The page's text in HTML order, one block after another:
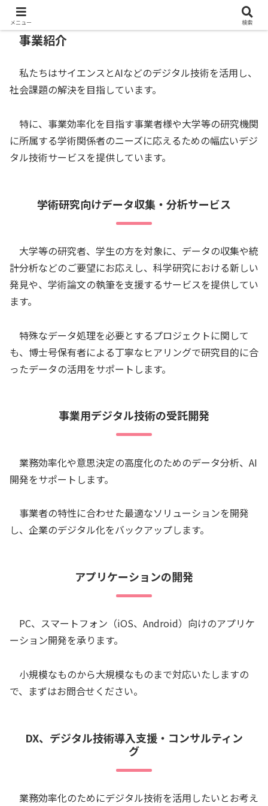
事業紹介
私たちはサイエンスとAIなどのデジタル技術を活用し、
社会課題の解決を目指しています。
特に、事業効率化を目指す事業者様や大学等の研究機関
に所属する学術関係者のニーズに応えるための幅広いデジ
タル技術サービスを提供しています。
学術研究向けデータ収集・分析サービス
大学等の研究者、学生の方を対象に、データの収集や統
計分析などのご要望にお応えし、科学研究における新しい
発見や、学術論文の執筆を支援するサービスを提供してい
ます。
特殊なデータ処理を必要とするプロジェクトに関して
も、博士号保有者による丁寧なヒアリングで研究目的に合
ったデータの活用をサポートします。
事業用デジタル技術の受託開発
業務効率化や意思決定の高度化のためのデータ分析、AI
開発をサポートします。
事業者の特性に合わせた最適なソリューションを開発
し、企業のデジタル化をバックアップします。
アプリケーションの開発
PC、スマートフォン（iOS、Android）向けのアプリケ
ーション開発を承ります。
小規模なものから大規模なものまで対応いたしますの
で、まずはお問合せください。
DX、デジタル技術導入支援・コンサルティン
グ
業務効率化のためにデジタル技術を活用したいとお考え
メニュー 検索